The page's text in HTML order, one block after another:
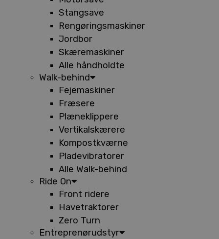
Stangsave
Rengøringsmaskiner
Jordbor
Skæremaskiner
Alle håndholdte
Walk-behind
Fejemaskiner
Fræsere
Plæneklippere
Vertikalskærere
Kompostkværne
Pladevibratorer
Alle Walk-behind
Ride On
Front ridere
Havetraktorer
Zero Turn
Entreprenørudstyr